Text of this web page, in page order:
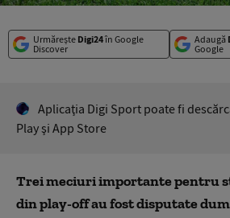
Urmărește Digi24în Google
Discover
Adaugă
Google
Aplicaţia Digi Sport poate fi
Play şi App Store
Trei meciuri importante pentru
din play-off au fost disputate